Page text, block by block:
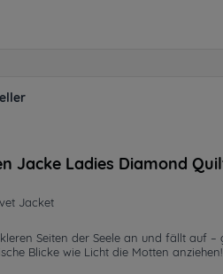
Jacke Ladies Diamond
Jacket
Seiten der Seele an und fällt
Blicke wie Licht die Motten